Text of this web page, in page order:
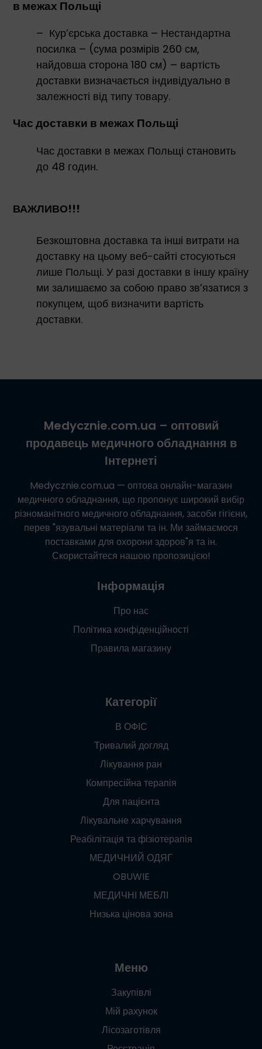
в межах Польщі
– Кур’єрська доставка – Нестандартна
посилка – (сума розмірів 260 см,
найдовша сторона 180 см) – вартість
доставки визначається індивідуально в
залежності від типу товару.
Час доставки в межах Польщі
Час доставки в межах Польщі становить
до 48 годин.
ВАЖЛИВО!!!
Безкоштовна доставка та інші витрати на
доставку на цьому веб-сайті стосуються
лише Польщі. У разі доставки в іншу країну
ми залишаємо за собою право зв’язатися з
покупцем, щоб визначити вартість
доставки.
Medycznie.com.ua – оптовий
продавець медичного обладнання в
Інтернеті
Medycznie.com.ua — оптова онлайн-магазин
медичного обладнання, що пропонує широкий вибір
різноманітного медичного обладнання, засоби гігієни,
перев "язувальні матеріали та ін. Ми займаємося
поставками для охорони здоров"я та ін.
Скористайтеся нашою пропозицією!
Інформація
Про нас
Політика конфіденційності
Правила магазину
Категорії
В ОФІС
Тривалий догляд
Лікування ран
Компресійна терапія
Для пацієнта
Лікувальне харчування
Реабілітація та фізіотерапія
МЕДИЧНИЙ ОДЯГ
OBUWIE
МЕДИЧНІ МЕБЛІ
Низька цінова зона
Меню
Закупівлі
Мій рахунок
Лісозаготівля